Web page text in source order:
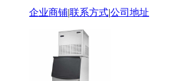
企业商铺|联系方式|公司地址